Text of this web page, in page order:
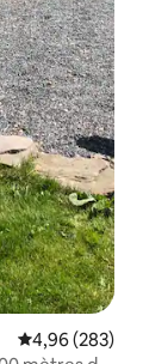
Évaluation
4,96 (283)